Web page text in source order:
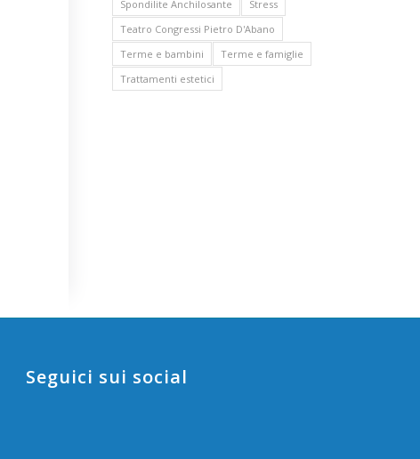
Spondilite Anchilosante
Stress
Teatro Congressi Pietro D'Abano
Terme e bambini
Terme e famiglie
Trattamenti estetici
Seguici sui social